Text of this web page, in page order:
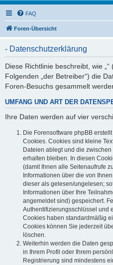
FAQ
Foren-Übersicht
- Datenschutzerklärung
Diese Richtlinie beschreibt, wie
Folgenden „der Betreiber“) die
Foren-Besuchs gesammelt
UMFANG UND ART DER
Ihre Daten werden auf vier
Die Forensoftware phpBB
Cookies. Cookies sind kleine
Dateien ablegt und die
erhalten bleiben. In diesen
(damit Ihnen alle Seitenaufrufe
Informationen über die von
dieser als gelesen/ungelesen;
Informationen über Ihre
angemeldet sind) gespeichert.
Authentifizierungsschlüssel und
Cookies haben standardmäßig
Cookies können Sie jederzeit
löschen.
Weiterhin werden die Daten
in Ihrem Profil oder Ihrem
Registrierung sind mindestens